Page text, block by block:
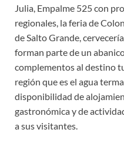
Julia, Empalme 525 con
regionales, la feria de
de Salto Grande,
forman parte de un
complementos al destino
región que es el agua
disponibilidad de
gastronómica y de
a sus visitantes.